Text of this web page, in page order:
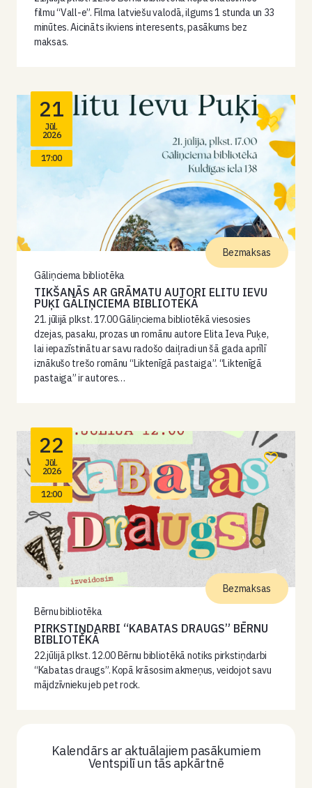
filmu “Vall-e”. Filma latviešu valodā, ilgums 1 stunda un 33
minūtes. Aicināts ikviens interesents, pasākums bez
maksas.
21
Jūl.
2026
17:00
Gāliņciema bibliotēka
TIKŠANĀS AR GRĀMATU AUTORI ELITU IEVU
PUĶI GĀLIŅCIEMA BIBLIOTĒKĀ
21. jūlijā plkst. 17.00 Gāliņciema bibliotēkā viesosies
dzejas, pasaku, prozas un romānu autore Elita Ieva Puķe,
lai iepazīstinātu ar savu radošo daiļradi un šā gada aprīlī
iznākušo trešo romānu “Liktenīgā pastaiga”. “Liktenīgā
pastaiga” ir autores…
Bezmaksas
22
Jūl.
2026
12:00
Bērnu bibliotēka
PIRKSTIŅDARBI “KABATAS DRAUGS” BĒRNU
BIBLIOTĒKĀ
22.jūlijā plkst. 12.00 Bērnu bibliotēkā notiks pirkstiņdarbi
“Kabatas draugs”. Kopā krāsosim akmeņus, veidojot savu
mājdzīvnieku jeb pet rock.
Bezmaksas
Kalendārs ar aktuālajiem pasākumiem
Ventspilī un tās apkārtnē